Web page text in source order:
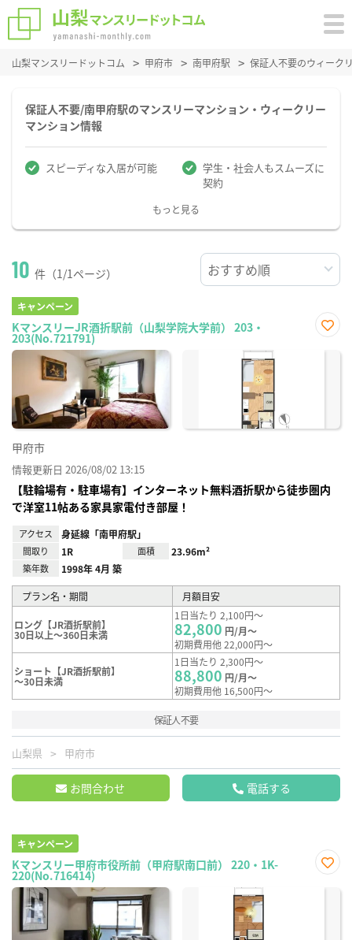
山梨マンスリードットコム 甲府市 南甲府駅 保証人不要のウィーク
保証人不要/南甲府駅のマンスリーマンション・ウィークリー
マンション情報
スピーディな入居が可能
学生・社会人もスムーズに
契約
もっと見る
10 件（1/1ページ）
キャンペーン
KマンスリーJR酒折駅前（山梨学院大学前） 203・
203(No.721791)
に入
甲府市
情報更新日 2026/08/02 13:15
【駐輪場有・駐車場有】インターネット無料酒折駅から徒歩圏内
で洋室11帖ある家具家電付き部屋！
アクセス 身延線「南甲府駅」
間取り 1R 面積 23.96m²
築年数 1998年 4月 築
プラン名・期間 月額目安
ロング【JR酒折駅前】
30日以上～360日未満
1日当たり 2,100円～
82,800 円/月～
初期費用他 22,000円～
ショート【JR酒折駅前】
～30日未満
1日当たり 2,300円～
88,800 円/月～
初期費用他 16,500円～
保証人不要
山梨県 甲府市
お問合わせ 電話する
キャンペーン
Kマンスリー甲府市役所前（甲府駅南口前） 220・1K-
220(No.716414)
に入